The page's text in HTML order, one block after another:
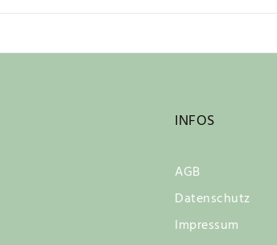
INFOS
AGB
Datenschutz
Impressum